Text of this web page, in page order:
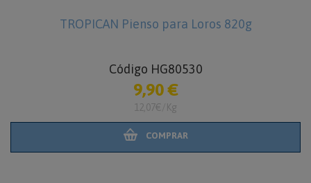
TROPICAN Pienso para Loros 1,8
Código HG80531